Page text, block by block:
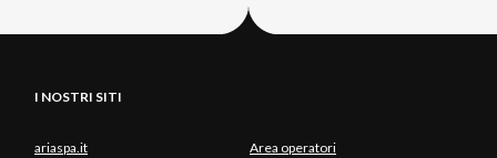
I NOSTRI SITI
ariaspa.it Area operatori